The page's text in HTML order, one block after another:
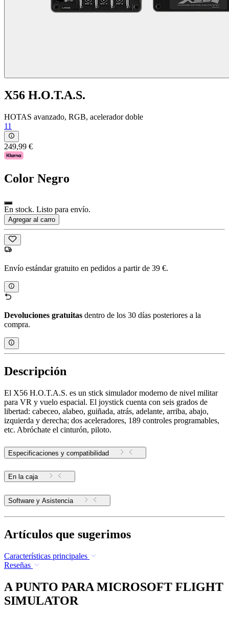
X56 H.O.T.A.S.
HOTAS avanzado, RGB, acelerador doble
11
249,99 €
Color Negro
En stock. Listo para envío.
Agregar al carro
Envío estándar gratuito en pedidos a partir de 39 €.
Devoluciones gratuitas dentro de los 30 días posteriores a la
compra.
Descripción
El X56 H.O.T.A.S. es un stick simulador moderno de nivel militar
para VR y vuelo espacial. El joystick cuenta con seis grados de
libertad: cabeceo, alabeo, guiñada, atrás, adelante, arriba, abajo,
izquierda y derecha; dos aceleradores, 189 controles programables,
etc. Abróchate el cinturón, piloto.
Especificaciones y compatibilidad
En la caja
Software y Asistencia
Artículos que sugerimos
Características principales
Reseñas
A PUNTO PARA MICROSOFT FLIGHT
SIMULATOR